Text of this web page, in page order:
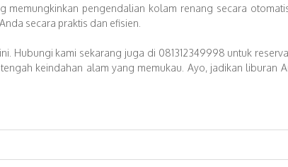
pengendalian kolam renang secara
secara praktis dan efisien.
Hubungi kami sekarang juga di 081312349998 untuk
keindahan alam yang memukau. Ayo, jadikan liburan